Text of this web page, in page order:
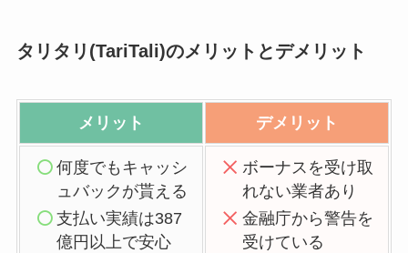
タリタリ(TariTali)のメリットとデメリット
メリット デメリット
何度でもキャッシ
ュバックが貰える
支払い実績は387
億円以上で安心
ボーナスを受け取
れない業者あり
金融庁から警告を
受けている